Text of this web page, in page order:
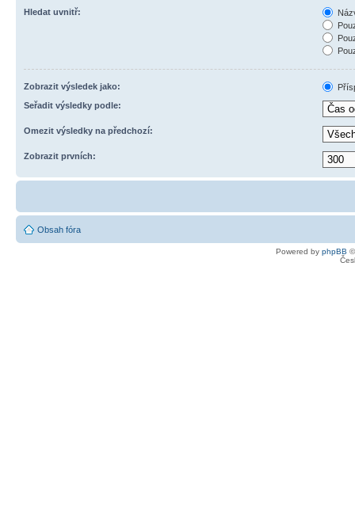
Hledat uvnitř:
Zobrazit výsledek jako:
Seřadit výsledky podle:
Omezit výsledky na předchozí:
Zobrazit prvních:
Obsah fóra
Powered by phpBB